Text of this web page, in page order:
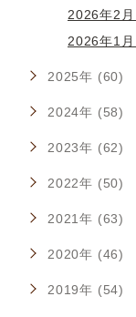
2026年2
2026年1
2025年 (60)
2024年 (58)
2023年 (62)
2022年 (50)
2021年 (63)
2020年 (46)
2019年 (54)